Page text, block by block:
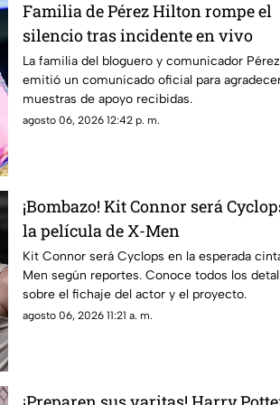
Familia de Pérez Hilton rompe el
silencio tras incidente en vivo
La familia del bloguero y comunicador
emitió un comunicado oficial para
muestras de apoyo recibidas.
agosto 06, 2026 12:42 p. m.
¡Bombazo! Kit Connor será
la película de X-Men
Kit Connor será Cyclops en la esperada
Men según reportes. Conoce todos los
sobre el fichaje del actor y el proyecto.
agosto 06, 2026 11:21 a. m.